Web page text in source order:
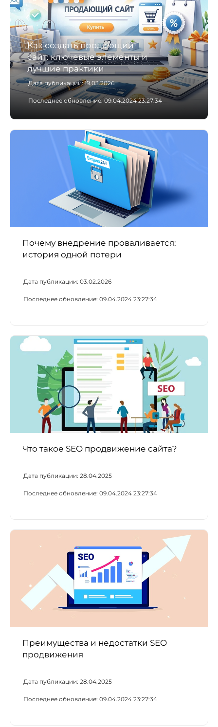
Как создать продающий
сайт: ключевые элементы и
лучшие практики
Дата публикации:19.03.2026
Последнее обновление: 09.04.2024 23:27:34
Почему внедрение проваливается:
история одной потери
Дата публикации: 03.02.2026
Последнее обновление: 09.04.2024 23:27:34
Что такое SEO продвижение сайта?
Дата публикации: 28.04.2025
Последнее обновление: 09.04.2024 23:27:34
Преимущества и недостатки SEO
продвижения
Дата публикации: 28.04.2025
Последнее обновление: 09.04.2024 23:27:34